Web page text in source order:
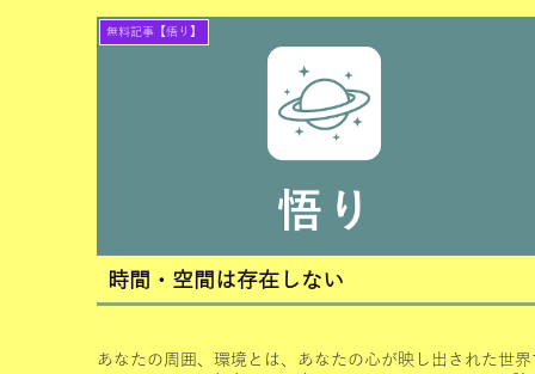
無料記事【悟り】
時間・空間は存在しない
あなたの周囲、環境とは、あなたの心が映し出された世界